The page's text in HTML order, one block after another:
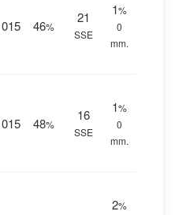
46%
21
SSE
1%
0
mm.
48%
16
SSE
1%
0
mm.
2%